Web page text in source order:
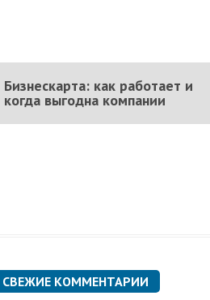
Бизнескарта: как работает и
когда выгодна компании
СВЕЖИЕ КОММЕНТАРИИ